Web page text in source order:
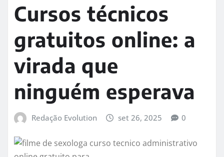
Cursos técnicos
gratuitos online: a
virada que
ninguém esperava
Redação Evolution set 26, 2025 0